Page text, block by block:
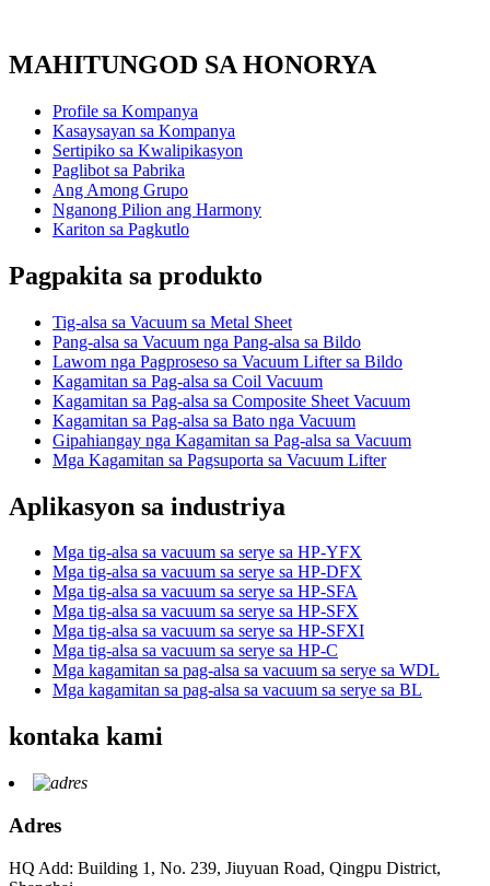
MAHITUNGOD SA HONORYA
Profile sa Kompanya
Kasaysayan sa Kompanya
Sertipiko sa Kwalipikasyon
Paglibot sa Pabrika
Ang Among Grupo
Nganong Pilion ang Harmony
Kariton sa Pagkutlo
Pagpakita sa produkto
Tig-alsa sa Vacuum sa Metal Sheet
Pang-alsa sa Vacuum nga Pang-alsa sa Bildo
Lawom nga Pagproseso sa Vacuum Lifter sa Bildo
Kagamitan sa Pag-alsa sa Coil Vacuum
Kagamitan sa Pag-alsa sa Composite Sheet Vacuum
Kagamitan sa Pag-alsa sa Bato nga Vacuum
Gipahiangay nga Kagamitan sa Pag-alsa sa Vacuum
Mga Kagamitan sa Pagsuporta sa Vacuum Lifter
Aplikasyon sa industriya
Mga tig-alsa sa vacuum sa serye sa HP-YFX
Mga tig-alsa sa vacuum sa serye sa HP-DFX
Mga tig-alsa sa vacuum sa serye sa HP-SFA
Mga tig-alsa sa vacuum sa serye sa HP-SFX
Mga tig-alsa sa vacuum sa serye sa HP-SFXI
Mga tig-alsa sa vacuum sa serye sa HP-C
Mga kagamitan sa pag-alsa sa vacuum sa serye sa WDL
Mga kagamitan sa pag-alsa sa vacuum sa serye sa BL
kontaka kami
Adres
HQ Add: Building 1, No. 239, Jiuyuan Road, Qingpu District,